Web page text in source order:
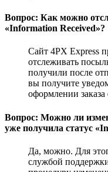
Вопрос: Как можно
«Information Received»?
Сайт 4PX Express
отслеживать
получили после
вы получите
оформлении заказа
Вопрос: Можно ли
уже получила статус
Да, можно. Для
службой